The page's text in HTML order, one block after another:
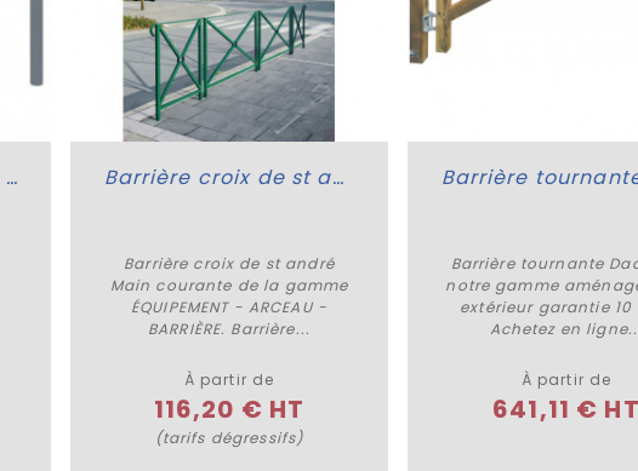
Arceau de protection métallique
Plus de détails
Barrière croix de st andré Main courante
Barrière croix de st andré
Main courante de la gamme
ÉQUIPEMENT - ARCEAU -
BARRIÈRE. Barrière...
À partir de
116,20 € HT
(tarifs dégressifs)
Plus de détails
Barrière tournante
notre gamme
extérieur garantie 10
Achetez en
À partir de
641,11 €